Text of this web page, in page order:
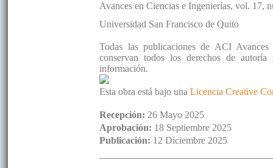
Avances en Ciencias e Ingenierías, vol. 17,
Universidad San Francisco de Quito
Todas las publicaciones de ACI
conservan todos los derechos de
información.
Esta obra está bajo unaLicencia Creative
Recepción: 26 Mayo 2025
Aprobación: 18 Septiembre 2025
Publicación: 12 Diciembre 2025